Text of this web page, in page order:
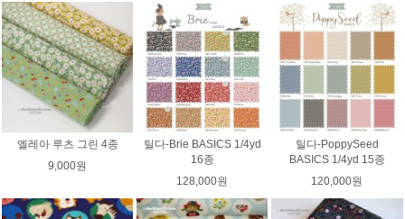
엘레아 루츠 그린 4종
9,000원
틸다-Brie BASICS 1/4yd
16종
128,000원
틸다-PoppySeed
BASICS 1/4yd 15종
120,000원